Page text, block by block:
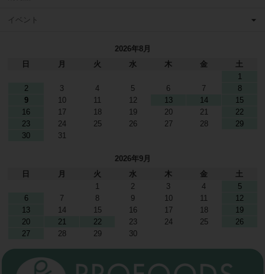
イベント
2026年8月
日
月 火 水 木 金
土
1
2
3 4 5 6 7
8
9
10 11 12 13 14
15
16
17 18 19 20 21
22
23
24 25 26 27 28
29
30
31
2026年9月
日
月 火 水 木 金
土
1
2 3 4
5
6
7 8 9 10 11
12
13
14 15 16 17 18
19
20
21 22 23 24 25
26
27
28 29 30